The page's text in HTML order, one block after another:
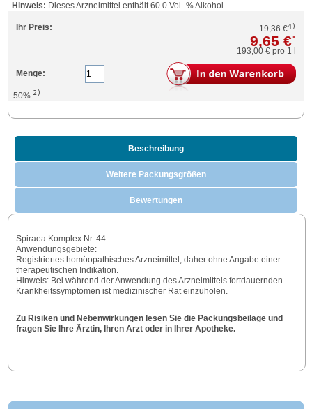
Hinweis: Dieses Arzneimittel enthält 60.0 Vol.-% Alkohol.
Ihr Preis: 19,36 €4)
9,65 €*
193,00 € pro 1 l
Menge:
- 50%2)
Beschreibung
Weitere Packungsgrößen
Bewertungen
Spiraea Komplex Nr. 44
Anwendungsgebiete:
Registriertes homöopathisches Arzneimittel, daher ohne Angabe einer
therapeutischen Indikation.
Hinweis: Bei während der Anwendung des Arzneimittels fortdauernden
Krankheitssymptomen ist medizinischer Rat einzuholen.
Zu Risiken und Nebenwirkungen lesen Sie die Packungsbeilage und
fragen Sie Ihre Ärztin, Ihren Arzt oder in Ihrer Apotheke.